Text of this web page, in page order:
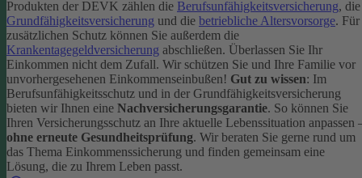
Produkten der DEVK zählen die Berufsunfähigkeitsversicherung, die
Grundfähigkeitsversicherung und die betriebliche Altersvorsorge. Für
zusätzlichen Schutz können Sie außerdem die
Krankentagegeldversicherung abschließen. Überlassen Sie Ihr
Einkommen nicht dem Zufall. Wir schützen Sie und Ihre Familie vor
unvorhergesehenen Einkommenseinbußen! Gut zu wissen: Im
Berufsunfähigkeitsschutz und in der Grundfähigkeitsversicherung
bieten wir Ihnen eine Nachversicherungsgarantie. So können Sie
Ihren Versicherungsschutz an Ihre aktuelle Lebenssituation anpassen
ohne erneute Gesundheitsprüfung. Wir beraten Sie gerne rund um
das Thema Einkommenssicherung und finden gemeinsam eine
Lösung, die zu Ihrem Leben passt.